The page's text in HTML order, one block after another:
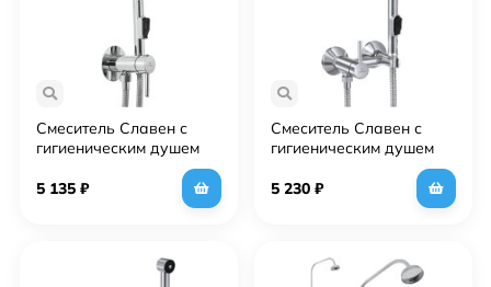
Смеситель Славен с
гигиеническим душем
Город Д (СЛ-ОД-Д52)
5 135 ₽
Смеситель Славен с
гигиеническим душем
Город Д (СЛ-ОД-Д51)
5 230 ₽